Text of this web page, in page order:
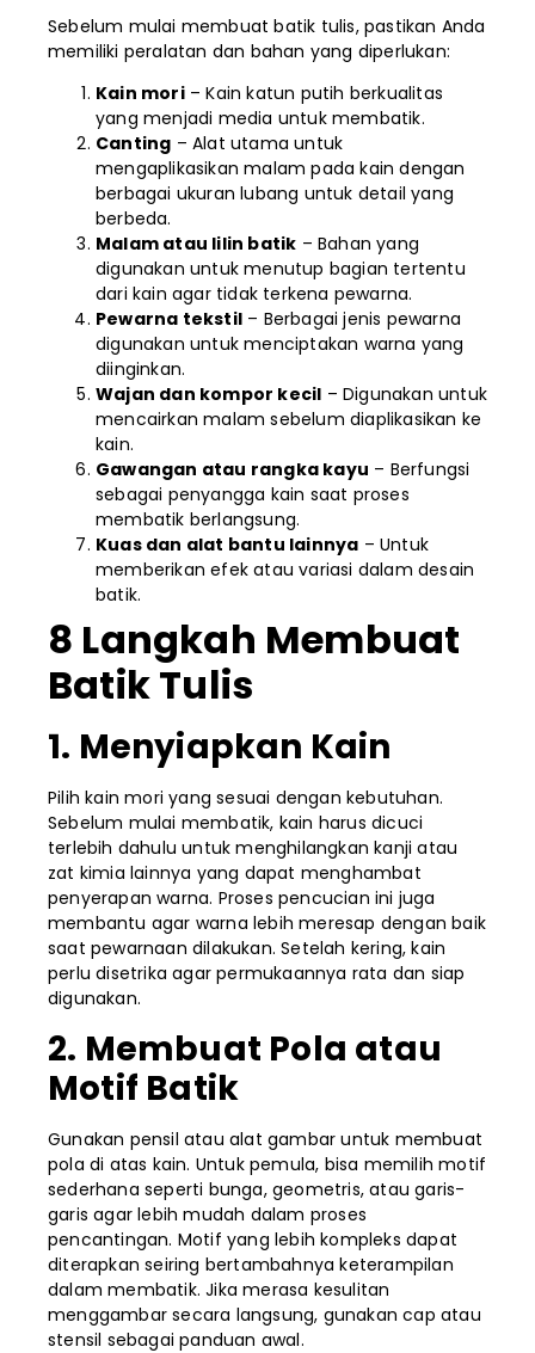
Sebelum mulai membuat batik tulis, pastikan Anda
memiliki peralatan dan bahan yang diperlukan:
Kain mori– Kain katun putih berkualitas
yang menjadi media untuk membatik.
Canting – Alat utama untuk
mengaplikasikan malam pada kain dengan
berbagai ukuran lubang untuk detail yang
berbeda.
Malam atau lilin batik – Bahan yang
digunakan untuk menutup bagian tertentu
dari kain agar tidak terkena pewarna.
Pewarna tekstil – Berbagai jenis pewarna
digunakan untuk menciptakan warna yang
diinginkan.
Wajan dan kompor kecil – Digunakan untuk
mencairkan malam sebelum diaplikasikan ke
kain.
Gawangan atau rangka kayu – Berfungsi
sebagai penyangga kain saat proses
membatik berlangsung.
Kuas dan alat bantu lainnya – Untuk
memberikan efek atau variasi dalam desain
batik.
8 Langkah Membuat
Batik Tulis
1. Menyiapkan Kain
Pilih kain mori yang sesuai dengan kebutuhan.
Sebelum mulai membatik, kain harus dicuci
terlebih dahulu untuk menghilangkan kanji atau
zat kimia lainnya yang dapat menghambat
penyerapan warna. Proses pencucian ini juga
membantu agar warna lebih meresap dengan baik
saat pewarnaan dilakukan. Setelah kering, kain
perlu disetrika agar permukaannya rata dan siap
digunakan.
2. Membuat Pola atau
Motif Batik
Gunakan pensil atau alat gambar untuk membuat
pola di atas kain. Untuk pemula, bisa memilih motif
sederhana seperti bunga, geometris, atau garis-
garis agar lebih mudah dalam proses
pencantingan. Motif yang lebih kompleks dapat
diterapkan seiring bertambahnya keterampilan
dalam membatik. Jika merasa kesulitan
menggambar secara langsung, gunakan cap atau
stensil sebagai panduan awal.